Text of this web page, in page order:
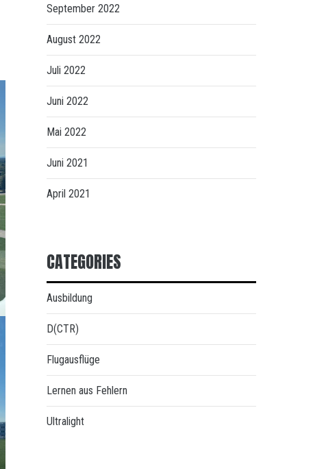
September 2022
August 2022
Juli 2022
Juni 2022
Mai 2022
Juni 2021
April 2021
CATEGORIES
Ausbildung
D(CTR)
Flugausflüge
Lernen aus Fehlern
Ultralight